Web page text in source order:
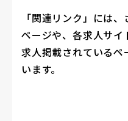
「関連リンク」には
ページや、各求人サイ
求人掲載されているペ
います。